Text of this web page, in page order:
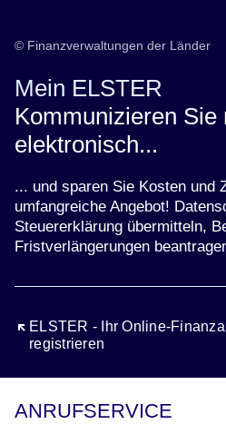
© Finanzverwaltungen der Länder
Mein ELSTER
Kommunizieren Sie
elektronisch...
... und sparen Sie Kosten und
umfangreiche Angebot!
Steuererklärung übermitteln,
Fristverlängerungen
ELSTER - Ihr Online-
registrieren
Öffnet sich in einem neuen
ANRUFSERVICE